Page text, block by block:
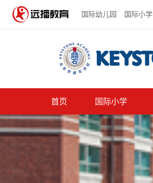
国际幼儿园 国际小学
首页 国际小学